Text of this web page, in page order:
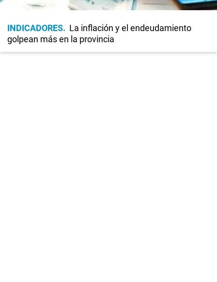
INDICADORES
La inflación y el endeudamiento
golpean más en la provincia